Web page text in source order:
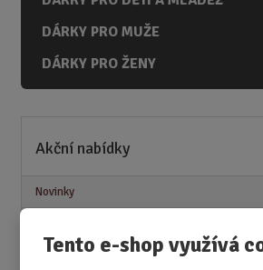
Tento e-shop využívá
DÁRKY PRO MUŽE
DÁRKY PRO ŽENY
Akční nabídky
Novinky
Akce